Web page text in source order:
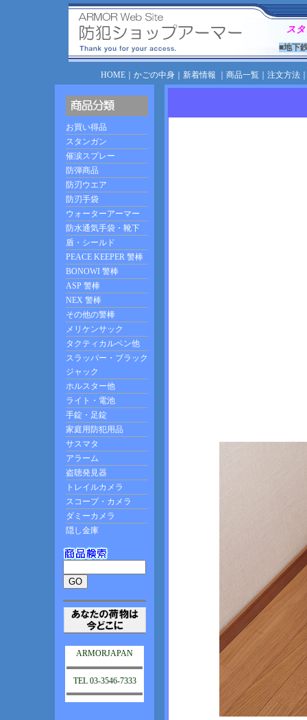
ス
■地下
HOME｜ かごの中身｜ 新着情報 商品一覧｜ 注文方法
ARMORJAPAN
TEL 03-3546-7333